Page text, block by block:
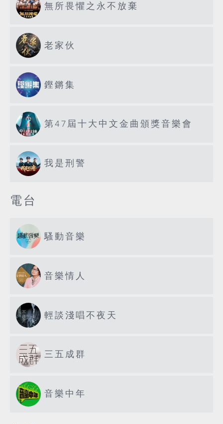
無所畏懼之永不放棄
老家伙
鏗鏘集
第47屆十大中文金曲頒獎音樂會
我是刑警
電台
騷動音樂
音樂情人
輕談淺唱不夜天
三五成群
音樂中年